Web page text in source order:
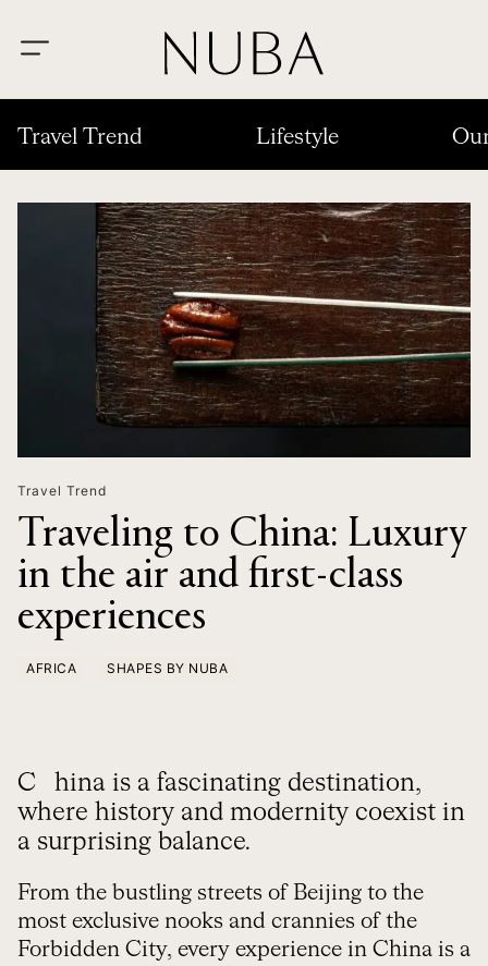
Travel Trend Lifestyle
Travel Trend
Traveling to China: Luxury
in the air and first-class
experiences
AFRICA SHAPES BY NUBA
China is a fascinating destination,
where history and modernity coexist in
a surprising balance.
From the bustling streets of Beijing to the
most exclusive nooks and crannies of the
Forbidden City, every experience in China is a